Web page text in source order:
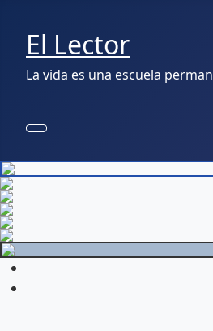
El Lector
La vida es una escuela